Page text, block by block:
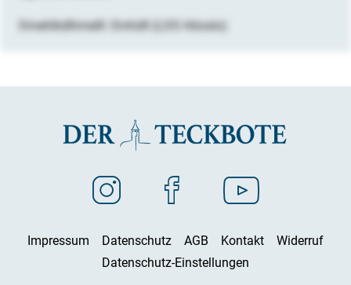
Dmehlkdlhmelll: Emhdll (LDS Höoslo)
Impressum Datenschutz AGB Kontakt
Widerruf
Datenschutz-Einstellungen